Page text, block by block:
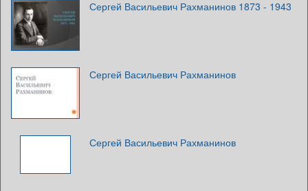
Сергей Васильевич Рахманинов 1873 - 1943
Сергей Васильевич Рахманинов
Сергей Васильевич Рахманинов